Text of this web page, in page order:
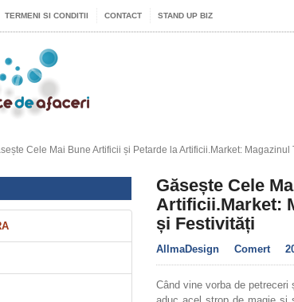
TERMENI SI CONDITII CONTACT STAND UP BIZ
Cele Mai Bune Artificii și Petarde la Artificii.Market:
Găsește Cele
Artificii.Market:
și Festivități
AllmaDesign Comert
Când vine vorba de